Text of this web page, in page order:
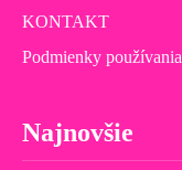
KONTAKT
Podmienky používania
Najnovšie